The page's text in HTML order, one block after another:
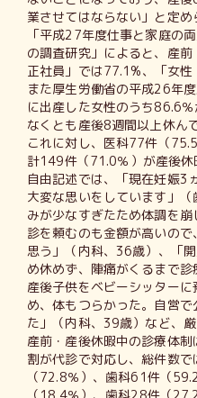
業させてはならない」と定
「平成27年度仕事と家庭の
の調査研究」によると、産前
正社員」では77.1%、「女性
また厚生労働省の平成26年
に出産した女性のうち86.6
なくとも産後8週間以上休ん
これに対し、医科77件（
計149件（71.0％）が産後休
自由記述では、「現在妊娠3
大変な思いをしています」
みが少なすぎたため体調を
診を頼むのも金額が高いの
思う」（内科、36歳）、「
め休めず、陣痛がくるまで診
産後子供をベビーシッター
め、体もつらかった。自営
た」（内科、39歳）など、厳
産前・産後休暇中の診療体
割が代診で対応し、総件数
（72.8％）、歯科61件（